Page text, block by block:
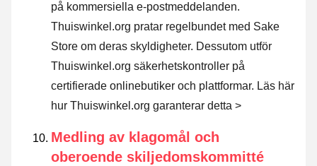
på kommersiella e-postmeddelanden.
Thuiswinkel.org pratar regelbundet med Sake
Store om deras skyldigheter. Dessutom utför
Thuiswinkel.org säkerhetskontroller på
certifierade onlinebutiker och plattformar. Läs här
hur Thuiswinkel.org garanterar detta >
Medling av klagomål och
oberoende skiljedomskommitté